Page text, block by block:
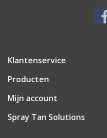
adviesgesprek met ons!
Suntana
Klantenservice
Producten
Mijn account
Spray Tan Solutions